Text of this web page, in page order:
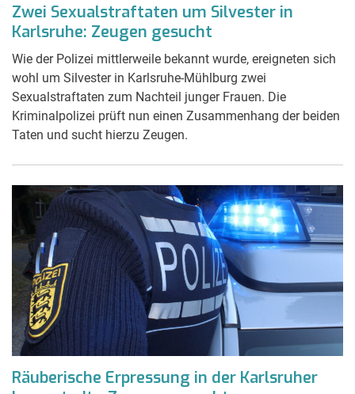
Zwei Sexualstraftaten um Silvester in
Karlsruhe: Zeugen gesucht
Wie der Polizei mittlerweile bekannt wurde, ereigneten sich
wohl um Silvester in Karlsruhe-Mühlburg zwei
Sexualstraftaten zum Nachteil junger Frauen. Die
Kriminalpolizei prüft nun einen Zusammenhang der beiden
Taten und sucht hierzu Zeugen.
Räuberische Erpressung in der Karlsruher